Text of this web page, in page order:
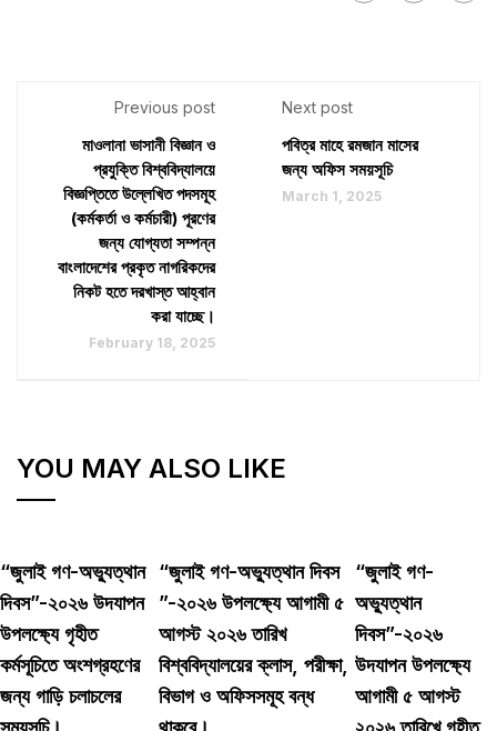
Previous post
মাওলানা ভাসানী বিজ্ঞান ও
প্রযুক্তি বিশ্ববিদ্যালয়ে
বিজ্ঞপ্তিতে উল্লেখিত পদসমূহ
(কর্মকর্তা ও কর্মচারী) পূরণের
জন্য যোগ্যতা সম্পন্ন
বাংলাদেশের প্রকৃত নাগরিকদের
নিকট হতে দরখাস্ত আহ্বান
করা যাচ্ছে।
February 18, 2025
Next post
পবিত্র মাহে রমজান মাসের
জন্য অফিস সময়সূচি
March 1, 2025
YOU MAY ALSO LIKE
“জুলাই গণ-অভ্যুত্থান
দিবস”-২০২৬ উদযাপন
উপলক্ষ্যে গৃহীত
কর্মসূচিতে অংশগ্রহণের
জন্য গাড়ি চলাচলের
“জুলাই গণ-অভ্যুত্থান দিবস
”-২০২৬ উপলক্ষ্যে আগামী ৫
আগস্ট ২০২৬ তারিখ
বিশ্ববিদ্যালয়ের ক্লাস, পরীক্ষা,
বিভাগ ও অফিসসমূহ বন্ধ
“জুলাই গণ-
অভ্যুত্থান
দিবস”-২০২৬
উদযাপন উপলক্ষ্যে
আগামী ৫ আগস্ট